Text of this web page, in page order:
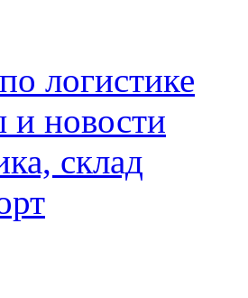
логистике
новости
склад